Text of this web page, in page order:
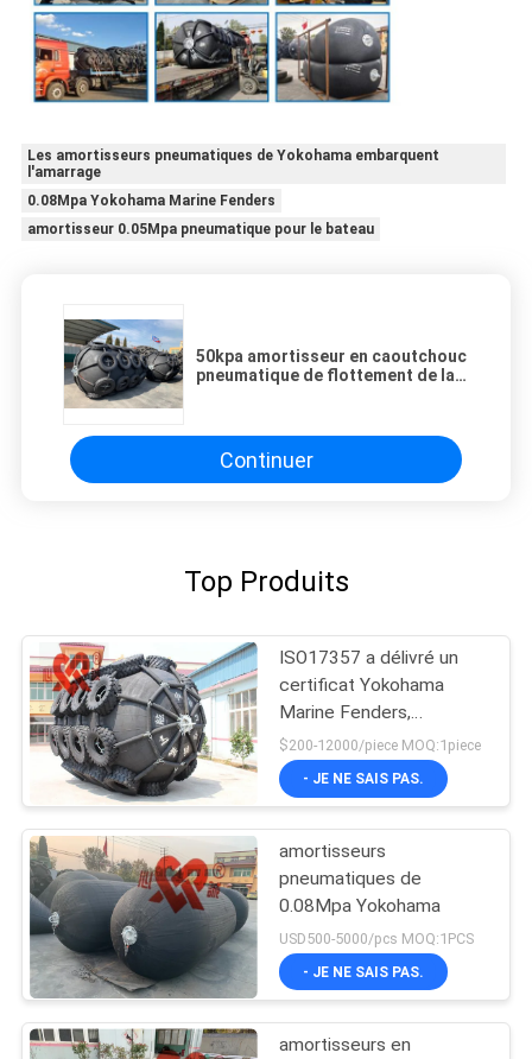
Les amortisseurs pneumatiques de Yokohama embarquent
l'amarrage
0.08Mpa Yokohama Marine Fenders
amortisseur 0.05Mpa pneumatique pour le bateau
50kpa amortisseur en caoutchouc
pneumatique de flottement de la
Continuer
Top Produits
ISO17357 a délivré un
certificat Yokohama
Marine Fenders,
amortisseur en
caoutchouc
pneumatique
$200-12000/piece MOQ:1piece
- JE NE SAIS PAS.
amortisseurs
pneumatiques de
0.08Mpa Yokohama
USD500-5000/pcs MOQ:1PCS
- JE NE SAIS PAS.
amortisseurs en